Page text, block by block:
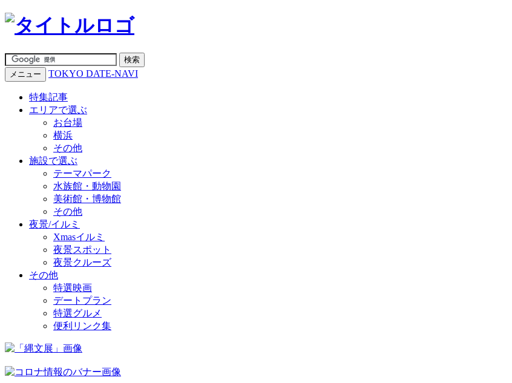
メニュー TOKYO DATE-NAVI
特集記事
エリアで選ぶ
お台場
横浜
その他
施設で選ぶ
テーマパーク
水族館・動物園
美術館・博物館
その他
夜景/イルミ
Xmasイルミ
夜景スポット
夜景クルーズ
その他
特選映画
デートプラン
特選グルメ
便利リンク集